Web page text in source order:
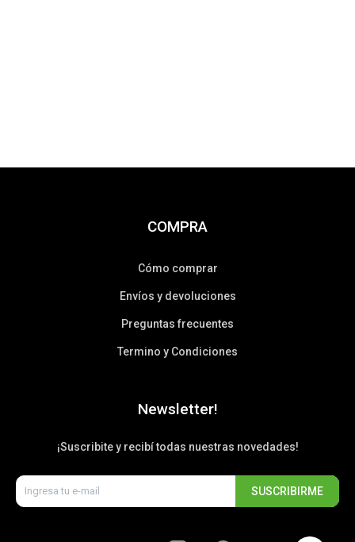
COMPRA
Cómo comprar
Envíos y devoluciones
Preguntas frecuentes
Termino y Condiciones
Newsletter!
¡Suscribite y recibí todas nuestras novedades!
SUSCRIBIRME